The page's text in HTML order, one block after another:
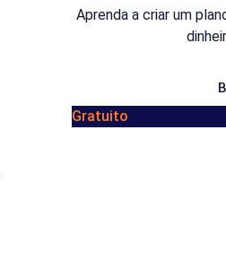
Aprenda a criar um
Gratuito